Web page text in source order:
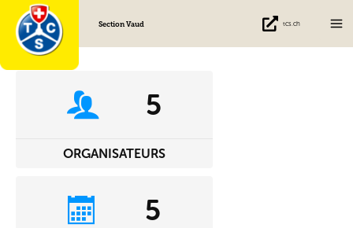
Aller
contenu
Section Vaud tcs.ch
5
ORGANISATEURS
5